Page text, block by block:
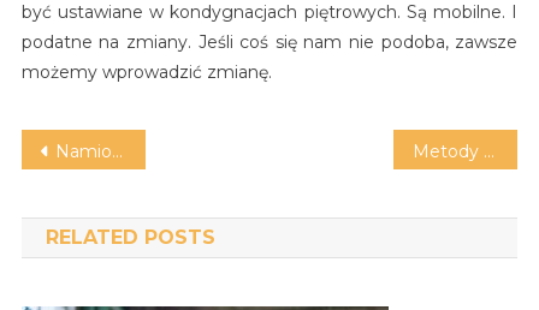
być ustawiane w kondygnacjach piętrowych. Są mobilne. I
podatne na zmiany. Jeśli coś się nam nie podoba, zawsze
możemy wprowadzić zmianę.
Nawigacja
Namiot czy domki? Mazury zapraszają na wakacje Metody prezentacji polityków.
RELATED POSTS